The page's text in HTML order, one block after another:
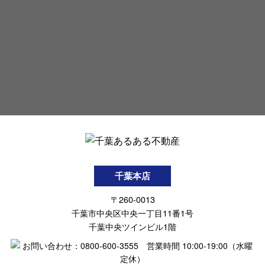
千葉本店
〒260-0013
千葉市中央区中央一丁目11番1号
千葉中央ツインビル1階